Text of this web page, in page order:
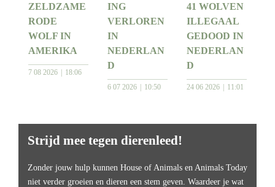
ZELDZAME
RODE
WOLF IN
AMERIKA
7 08 2026 18:06
ING
VERLOREN
IN
NEDERLAN
D
6 07 2026 10:50
41 WOLVEN
ILLEGAAL
GEDOOD IN
NEDERLAN
D
24 06 2026 11:01
Strijd mee tegen dierenleed!
Zonder jouw hulp kunnen House of Animals en Animals Today
niet verder groeien en dieren een stem geven. Waardeer je wat